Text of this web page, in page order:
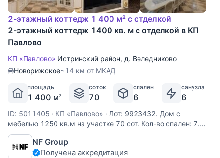
2-этажный коттедж 1 400 м² с отделкой
2-этажный коттедж 1400 кв. м с отделкой в КП
Павлово
КП «Павлово» Истринский район, д. Веледниково
Новорижское~14 км от МКАД
площадь
1 400 м2
соток
70
спален
6
санузла
6
ID: 5011405 · КП «Павлово» · Лот: 9923432. Дом с
мебелью 1250 кв.м на участке 70 cот. Кол-во спален: 7.
Кол-во с/у: 10. Поселок «Павлово». Новорижское шоссе,
15 км от МКАД. Без комиссии для покупателя. Уникальная
усадьба в классическом стиле с идеальным
NF Group
Получена аккредитация